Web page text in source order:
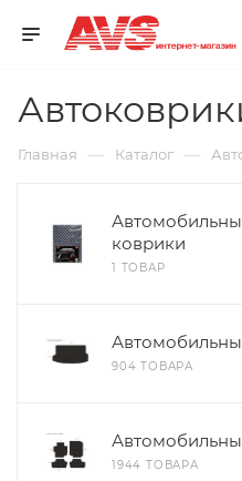
Главная — Каталог —
коврики
1 ТОВАР
904 ТОВАРА
1944 ТОВАРА